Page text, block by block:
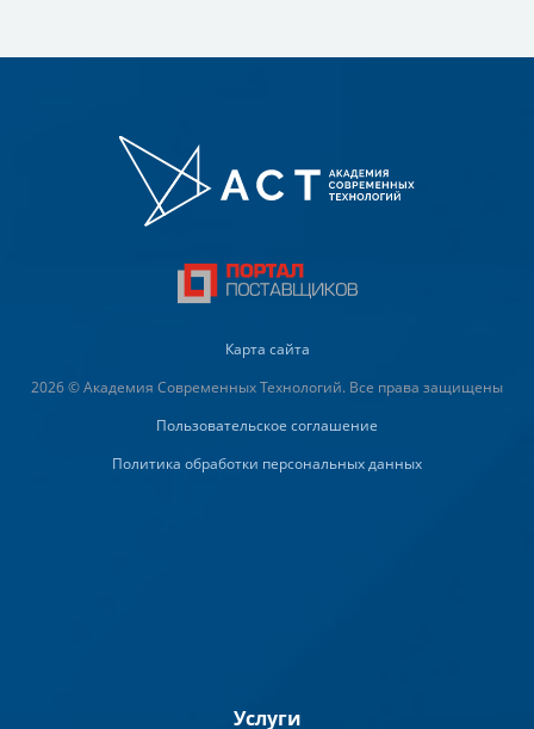
Карта сайта
2026 © Академия Современных Технологий. Все права защищены
Пользовательское соглашение
Политика обработки персональных данных
Услуги